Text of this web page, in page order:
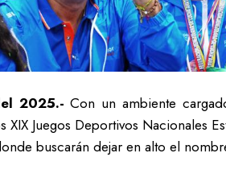
2025.-Con un ambiente
Juegos Deportivos
buscarán dejar en alto el